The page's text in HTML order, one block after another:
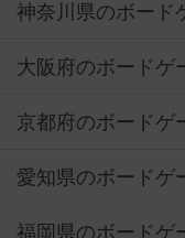
神奈川県のボード
大阪府のボードゲ
京都府のボードゲ
愛知県のボードゲ
福岡県のボードゲ